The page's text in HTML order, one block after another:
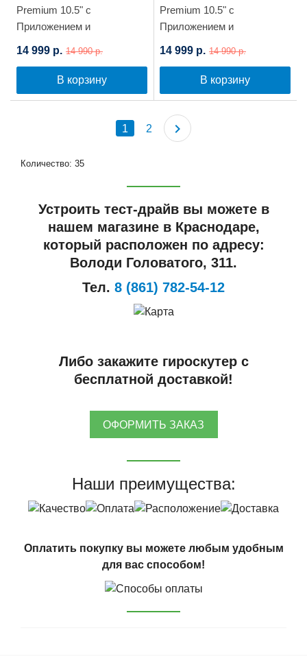
Premium 10.5" с
Приложением и
(Синяя планета)
14 999 р. 14 990 р.
В корзину
Premium 10.5" с
Приложением и
(Космостар)
14 999 р. 14 990 р.
В корзину
1 2
Количество: 35
Устроить тест-драйв вы можете в
нашем магазине в Краснодаре,
который расположен по адресу:
Володи Головатого, 311.
Тел. 8 (861) 782-54-12
Либо закажите гироскутер с
бесплатной доставкой!
ОФОРМИТЬ ЗАКАЗ
Наши преимущества:
Оплатить покупку вы можете любым удобным
для вас способом!